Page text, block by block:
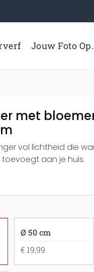
Jouw Foto
met
vol lichtheid die
aan je huis.
Ø 50 cm
€ 19,99